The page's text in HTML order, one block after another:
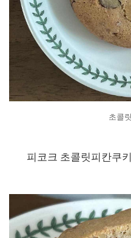
초콜
피코크 초콜릿피칸쿠